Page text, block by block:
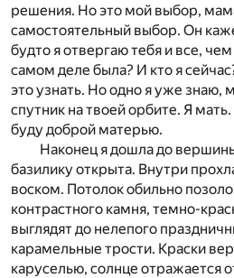
решения. Но это мой выбор,
самостоятельный выбор. Он
будто я отвергаю тебя и все,
самом деле была? И кто я
это узнать. Но одно я уже знаю,
спутник на твоей орбите. Я
буду доброй матерью.
Наконец я дошла до
базилику открыта. Внутри
воском. Потолок обильно
контрастного камня, темно-
выглядят до нелепого
карамельные трости. Краски
каруселью, солнце отражается